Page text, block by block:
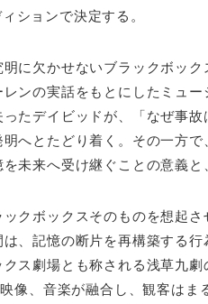
ションで決定する。
に欠かせないブラックボッ
ンの実話をもとにしたミュー
たデイビッドが、「なぜ事
へとたどり着く。その一方
未来へ受け継ぐことの意義
クボックスそのものを想起
、記憶の断片を再構築する
ス劇場とも称される浅草九
像、音楽が融合し、観客は